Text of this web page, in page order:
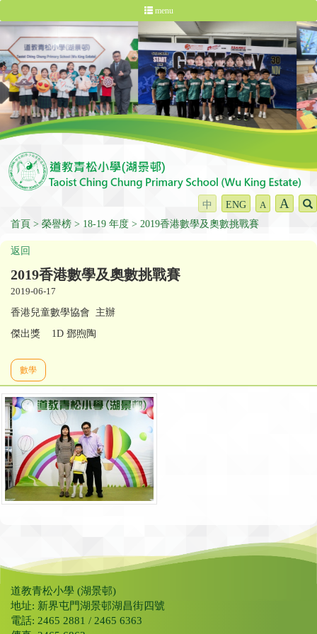
menu
中 ENG A A
首頁 榮譽榜 18-19 年度 2019香港數學及奧數挑戰賽
返回
2019香港數學及奧數挑戰賽
2019-06-17
香港兒童數學協會 主辦
傑出獎 1D 鄧煦陶
數學
道教青松小學 (湖景邨)
地址: 新界屯門湖景邨湖昌街四號
電話: 2465 2881 / 2465 6363